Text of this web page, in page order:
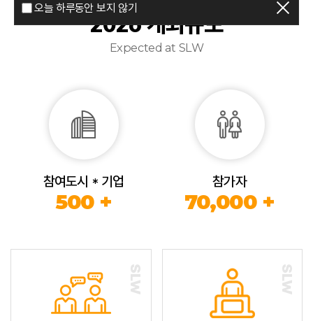
오늘 하루동안 보지 않기
2026 개최규모
Expected at SLW
참여도시 * 기업
500 +
참가자
70,000 +